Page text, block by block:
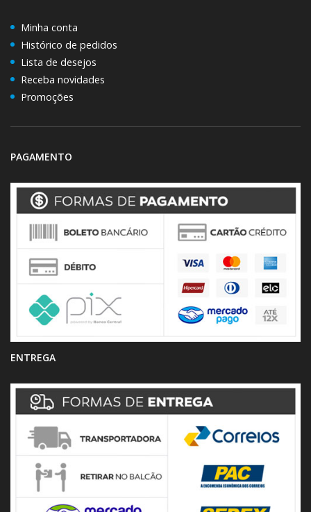
Minha conta
Histórico de pedidos
Lista de desejos
Receba novidades
Promoções
PAGAMENTO
ENTREGA